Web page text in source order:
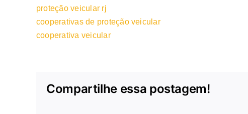
proteção veicular rj
cooperativas de proteção veicular
cooperativa veicular
Compartilhe essa postagem!